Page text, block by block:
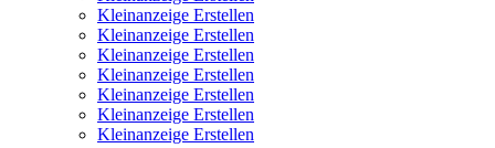
Kleinanzeige Erstellen
Kleinanzeige Erstellen
Kleinanzeige Erstellen
Kleinanzeige Erstellen
Kleinanzeige Erstellen
Kleinanzeige Erstellen
Kleinanzeige Erstellen